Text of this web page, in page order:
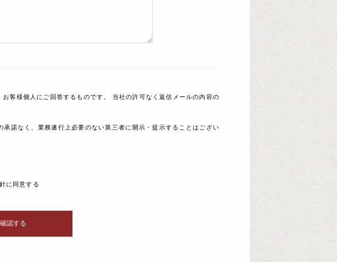
客様個人にご回答するものです。 当社の許可なく返信メールの内容の
諾なく、業務遂行上必要のない第三者に開示・提示することはござい
に同意する